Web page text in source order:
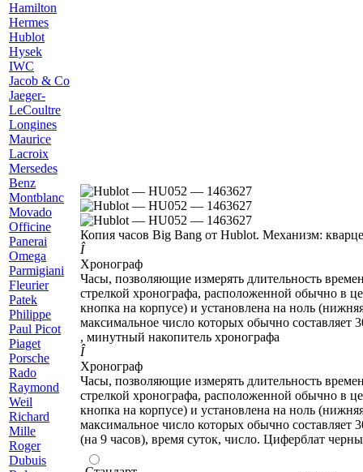
Hamilton
Hermes
Hublot
Hysek
IWC
Jacob & Co
Jaeger-
LeCoultre
Longines
Maurice
Lacroix
Mersedes
Benz
Montblanc
Movado
Officine
Panerai
Omega
Parmigiani
Fleurier
Patek
Philippe
Paul Picot
Piaget
Porsche
Rado
Raymond
Weil
Richard
Mille
Roger
Dubuis
Копия часов Big Bang от Hublot. Механизм:
Î
Хронограф
Часы, позволяющие измерять длительность
стрелкой хронографа, расположенной обычно в
кнопка на корпусе) и установлена на ноль
максимальное число которых обычно составляет
, минутный накопитель хронографа
Î
Хронограф
Часы, позволяющие измерять длительность
стрелкой хронографа, расположенной обычно в
кнопка на корпусе) и установлена на ноль
максимальное число которых обычно составляет
(на 9 часов), время суток, число. Циферблат